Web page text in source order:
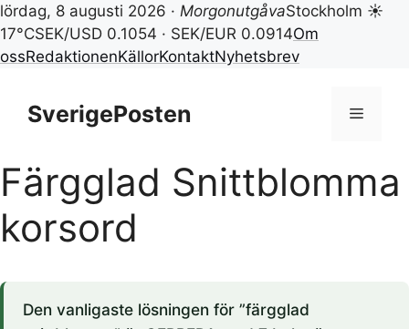
lördag, 8 augusti 2026 · MorgonutgåvaStockholm ☀
17°CSEK/USD 0.1054 · SEK/EUR 0.0914Om
ossRedaktionenKällorKontaktNyhetsbrev
innehållSverigePosten Meny
Färgglad Snittblomma
korsord
Den vanligaste lösningen för ”färgglad